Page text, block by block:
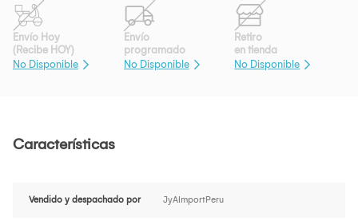
Envío Hoy
(Recibe HOY)
No Disponible
Envío
programado
No Disponible
Retiro
en tienda
No Disponible
Características
Vendido y despachado por JyAImportPeru